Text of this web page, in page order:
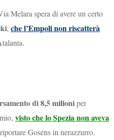
Melara spera di avere un certo
, che l’Empoli non riscatterà
di 8,5 milioniper
visto che lo Spezia non aveva
Gosens in nerazzurro.